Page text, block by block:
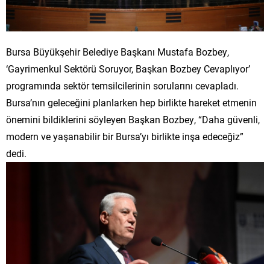
Bursa Büyükşehir Belediye Başkanı Mustafa Bozbey,
‘Gayrimenkul Sektörü Soruyor, Başkan Bozbey Cevaplıyor’
programında sektör temsilcilerinin sorularını cevapladı.
Bursa’nın geleceğini planlarken hep birlikte hareket etmenin
önemini bildiklerini söyleyen Başkan Bozbey, “Daha güvenli,
modern ve yaşanabilir bir Bursa’yı birlikte inşa edeceğiz”
dedi.